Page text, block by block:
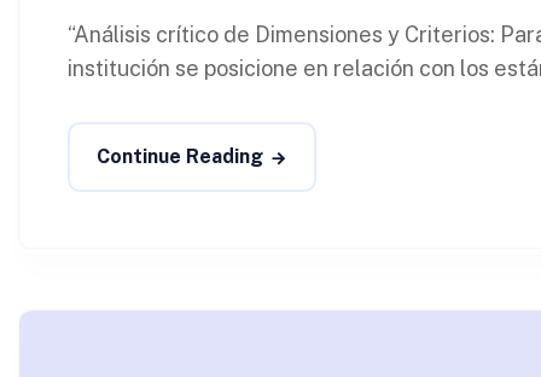
“Análisis crítico de Dimensiones y Criterios:
institución se posicione en relación con los
Continue Reading